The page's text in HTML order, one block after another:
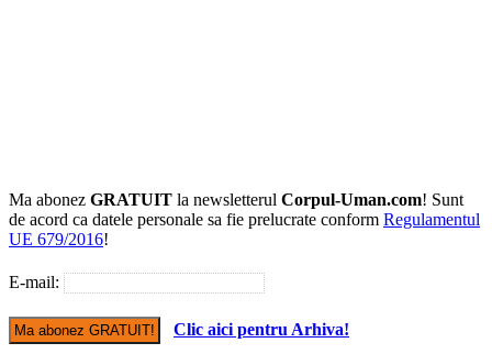
Ma abonez GRATUIT la newsletterul Corpul-Uman.com! Sunt
de acord ca datele personale sa fie prelucrate conform Regulamentul
UE 679/2016!
E-mail:
Clic aici pentru Arhiva!